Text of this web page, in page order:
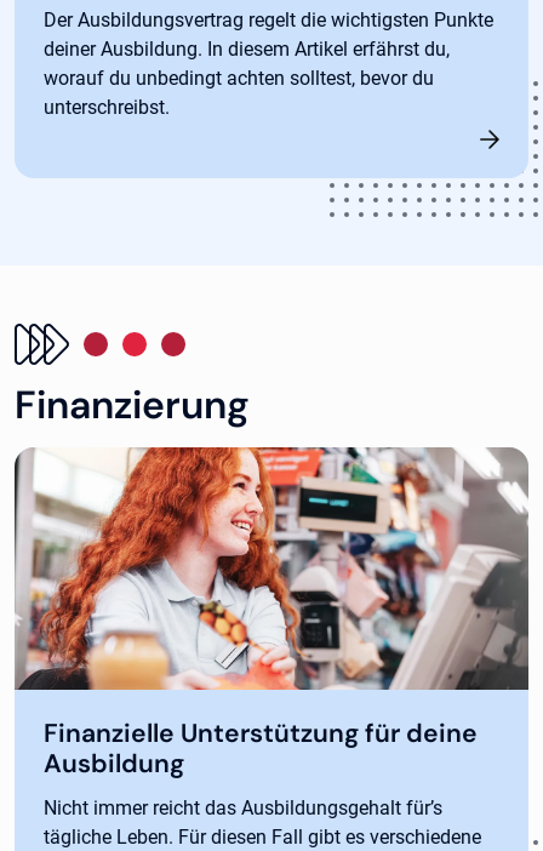
Der Ausbildungsvertrag regelt die wichtigsten Punkte
deiner Ausbildung. In diesem Artikel erfährst du,
worauf du unbedingt achten solltest, bevor du
unterschreibst.
Finanzierung
Finanzielle Unterstützung für deine
Ausbildung
Nicht immer reicht das Ausbildungsgehalt für’s
tägliche Leben. Für diesen Fall gibt es verschiedene